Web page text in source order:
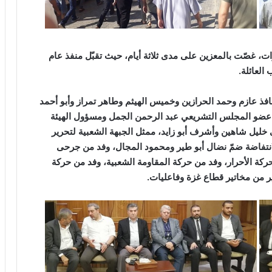
غصّت بالمعزين على مدى ثلاثة أيام، حيث تقبّل منفذ عام
.
عازم وحمد الحرازين وخميس الهيثم وطاهر تمراز وأبو أحمد
المجلس التشريعي عبد الرحمن الجمل ومسؤول الهيئة
شاهين وأشرف أبو زايد، ممثل الجبهة الشعبية لتحرير
ضمّ نضال أبو طير ومحمود المجال، وفد من جرحى
الأحرار، وفد من حركة المقاومة الشعبية، وفد من حركة
من مخاتير قطاع غزة وفاعليات.